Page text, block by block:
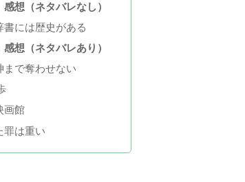
想（ネタバレなし）
には歴史がある
想（ネタバレあり）
まで奪わせない
画館
罪は重い